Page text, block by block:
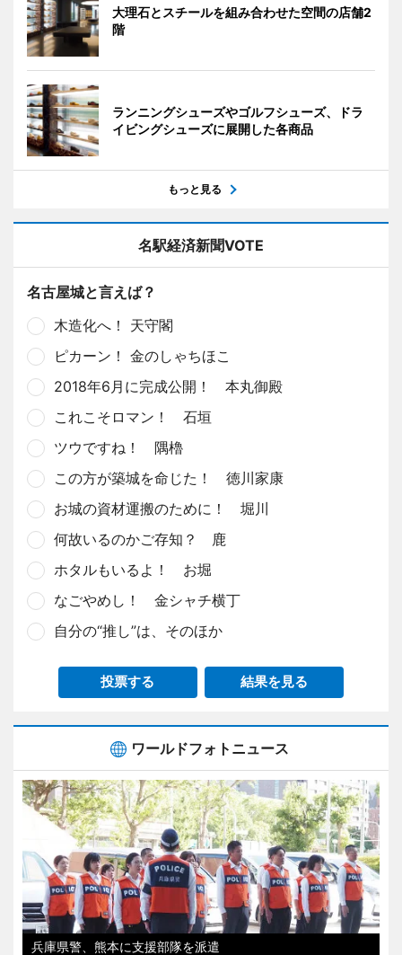
大理石とスチールを組み合わせた空間の店舗2
階
ランニングシューズやゴルフシューズ、ドラ
イビングシューズに展開した各商品
もっと見る
名駅経済新聞VOTE
名古屋城と言えば？
木造化へ！ 天守閣
ピカーン！ 金のしゃちほこ
2018年6月に完成公開！ 本丸御殿
これこそロマン！ 石垣
ツウですね！ 隅櫓
この方が築城を命じた！ 徳川家康
お城の資材運搬のために！ 堀川
何故いるのかご存知？ 鹿
ホタルもいるよ！ お堀
なごやめし！ 金シャチ横丁
自分の“推し”は、そのほか
投票する 結果を見る
ワールドフォトニュース
兵庫県警、熊本に支援部隊を派遣